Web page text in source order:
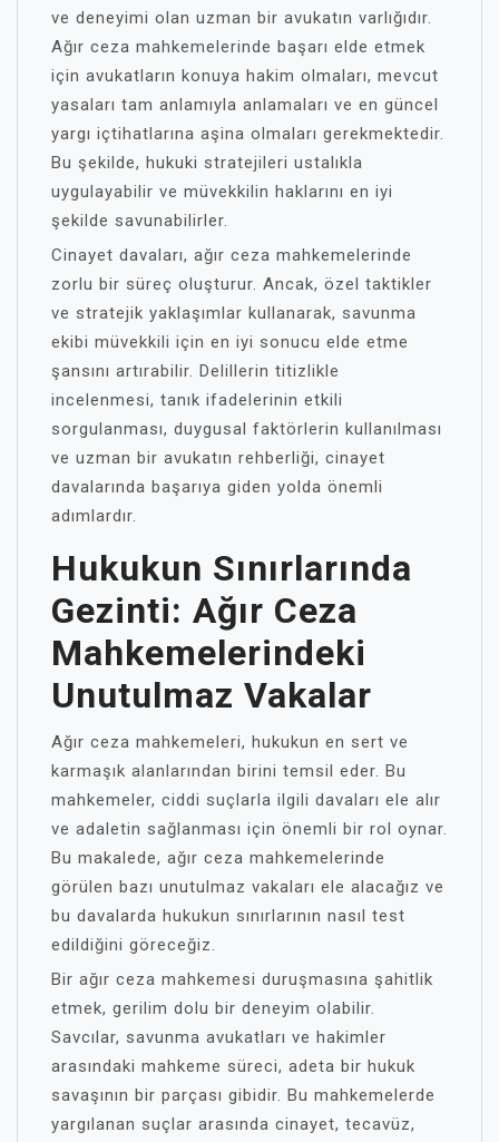
ve deneyimi olan uzman bir avukatın varlığıdır.
Ağır ceza mahkemelerinde başarı elde etmek
için avukatların konuya hakim olmaları, mevcut
yasaları tam anlamıyla anlamaları ve en güncel
yargı içtihatlarına aşina olmaları gerekmektedir.
Bu şekilde, hukuki stratejileri ustalıkla
uygulayabilir ve müvekkilin haklarını en iyi
şekilde savunabilirler.
Cinayet davaları, ağır ceza mahkemelerinde
zorlu bir süreç oluşturur. Ancak, özel taktikler
ve stratejik yaklaşımlar kullanarak, savunma
ekibi müvekkili için en iyi sonucu elde etme
şansını artırabilir. Delillerin titizlikle
incelenmesi, tanık ifadelerinin etkili
sorgulanması, duygusal faktörlerin kullanılması
ve uzman bir avukatın rehberliği, cinayet
davalarında başarıya giden yolda önemli
adımlardır.
Hukukun Sınırlarında
Gezinti: Ağır Ceza
Mahkemelerindeki
Unutulmaz Vakalar
Ağır ceza mahkemeleri, hukukun en sert ve
karmaşık alanlarından birini temsil eder. Bu
mahkemeler, ciddi suçlarla ilgili davaları ele alır
ve adaletin sağlanması için önemli bir rol oynar.
Bu makalede, ağır ceza mahkemelerinde
görülen bazı unutulmaz vakaları ele alacağız ve
bu davalarda hukukun sınırlarının nasıl test
edildiğini göreceğiz.
Bir ağır ceza mahkemesi duruşmasına şahitlik
etmek, gerilim dolu bir deneyim olabilir.
Savcılar, savunma avukatları ve hakimler
arasındaki mahkeme süreci, adeta bir hukuk
savaşının bir parçası gibidir. Bu mahkemelerde
yargılanan suçlar arasında cinayet, tecavüz,